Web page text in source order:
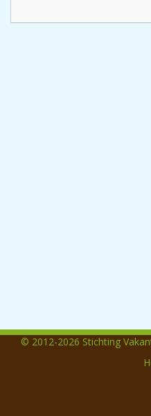
© 2012-2026 Stichting